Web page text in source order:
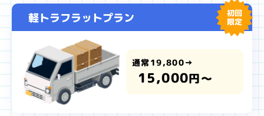
軽トラフラットプラン
初回
限定
通常19,800→
15,000円～